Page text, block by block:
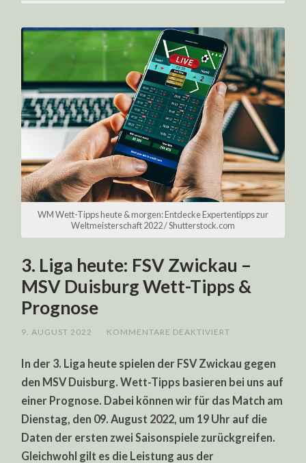
WM Wett-Tipps heute & morgen: Entdecke Expertentipps zur
Weltmeisterschaft 2022 / Shutterstock.com
3. Liga heute: FSV Zwickau –
MSV Duisburg Wett-Tipps &
Prognose
9. AUGUST 2022 KOMMENTARE DEAKTIVIERT
HEUTE:
FSV
ZWICKAU
MSV
DUISBURG
WETT-
TIPPS
&
In der 3. Liga heute spielen der FSV Zwickau gegen
den MSV Duisburg. Wett-Tipps basieren bei uns auf
einer Prognose. Dabei können wir für das Match am
Dienstag, den 09. August 2022, um 19 Uhr auf die
Daten der ersten zwei Saisonspiele zurückgreifen.
Gleichwohl gilt es die Leistung aus der